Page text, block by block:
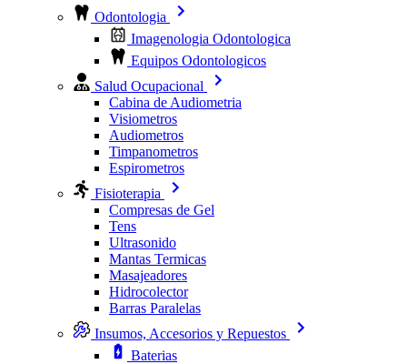
Odontologia
Imagenologia Odontologica
Equipos Odontologicos
Salud Ocupacional
Cabina de Audiometria
Visiometros
Audiometros
Timpanometros
Espirometros
Fisioterapia
Compresas de Gel
Tens
Ultrasonido
Mantas Termicas
Masajeadores
Hidrocolector
Barras Paralelas
Insumos, Accesorios y Repuestos
Baterias